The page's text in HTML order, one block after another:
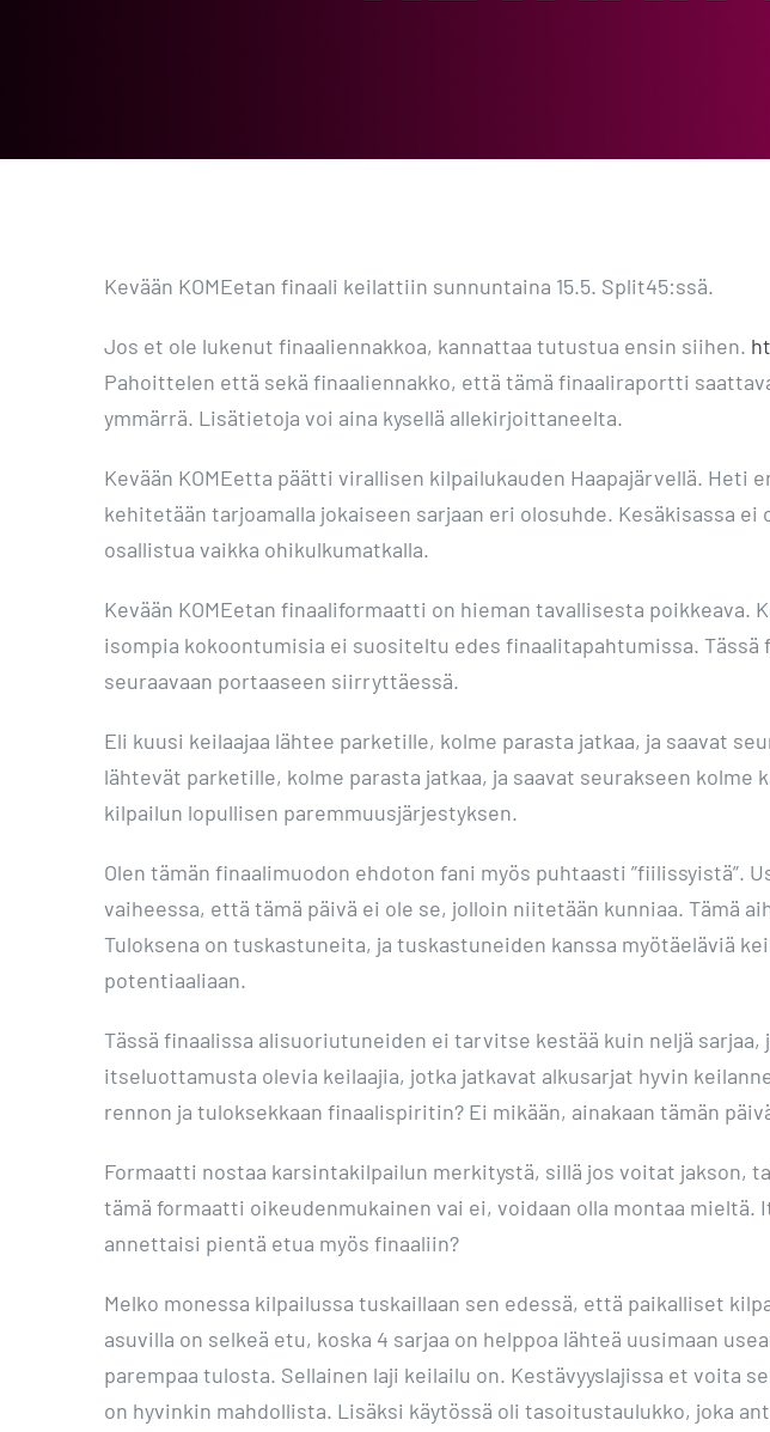
Kevään KOMEetan finaali keilattiin sunnuntaina 15.5. Split45:ssä.
Jos et ole lukenut finaaliennakkoa, kannattaa tutustua ensin siihen.
Pahoittelen että sekä finaaliennakko, että tämä finaaliraportti
ymmärrä. Lisätietoja voi aina kysellä allekirjoittaneelta.
Kevään KOMEetta päätti virallisen kilpailukauden Haapajärvellä.
kehitetään tarjoamalla jokaiseen sarjaan eri olosuhde. Kesäkisassa
osallistua vaikka ohikulkumatkalla.
Kevään KOMEetan finaaliformaatti on hieman tavallisesta
isompia kokoontumisia ei suositeltu edes finaalitapahtumissa. Tässä
seuraavaan portaaseen siirryttäessä.
Eli kuusi keilaajaa lähtee parketille, kolme parasta jatkaa, ja saavat
lähtevät parketille, kolme parasta jatkaa, ja saavat seurakseen
kilpailun lopullisen paremmuusjärjestyksen.
Olen tämän finaalimuodon ehdoton fani myös puhtaasti ”fiilissyistä”.
vaiheessa, että tämä päivä ei ole se, jolloin niitetään kunniaa.
Tuloksena on tuskastuneita, ja tuskastuneiden kanssa myötäeläviä
potentiaaliaan.
Tässä finaalissa alisuoriutuneiden ei tarvitse kestää kuin neljä sarjaa,
itseluottamusta olevia keilaajia, jotka jatkavat alkusarjat hyvin
rennon ja tuloksekkaan finaalispiritin? Ei mikään, ainakaan tämän
Formaatti nostaa karsintakilpailun merkitystä, sillä jos voitat jakson,
tämä formaatti oikeudenmukainen vai ei, voidaan olla montaa
annettaisi pientä etua myös finaaliin?
Melko monessa kilpailussa tuskaillaan sen edessä, että paikalliset
asuvilla on selkeä etu, koska 4 sarjaa on helppoa lähteä uusimaan
parempaa tulosta. Sellainen laji keilailu on. Kestävyyslajissa et
on hyvinkin mahdollista. Lisäksi käytössä oli tasoitustaulukko, joka